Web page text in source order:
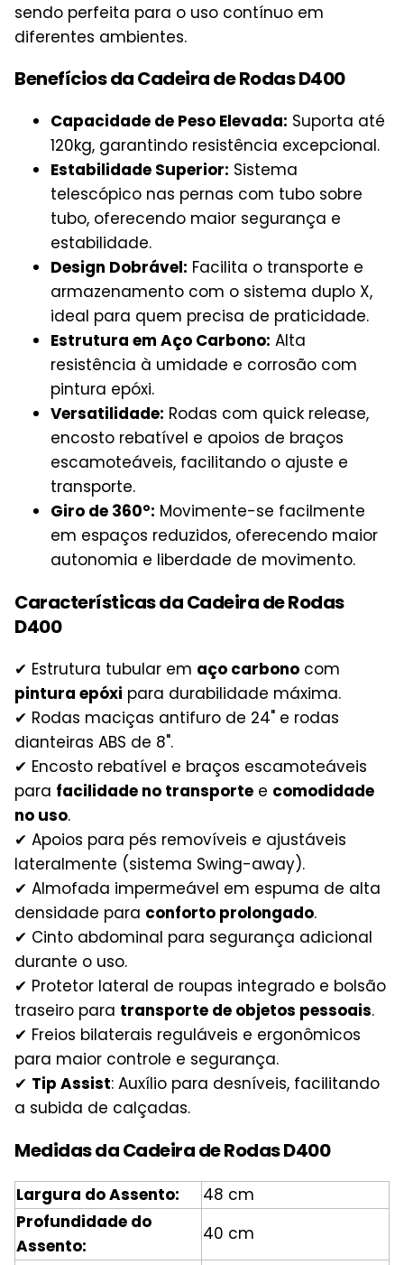
sendo perfeita para o uso contínuo em
diferentes ambientes.
Benefícios da Cadeira de Rodas D400
Capacidade de Peso Elevada: Suporta até
120kg, garantindo resistência excepcional.
Estabilidade Superior: Sistema
telescópico nas pernas com tubo sobre
tubo, oferecendo maior segurança e
estabilidade.
Design Dobrável: Facilita o transporte e
armazenamento com o sistema duplo X,
ideal para quem precisa de praticidade.
Estrutura em Aço Carbono: Alta
resistência à umidade e corrosão com
pintura epóxi.
Versatilidade: Rodas com quick release,
encosto rebatível e apoios de braços
escamoteáveis, facilitando o ajuste e
transporte.
Giro de 360°: Movimente-se facilmente
em espaços reduzidos, oferecendo maior
autonomia e liberdade de movimento.
Características da Cadeira de Rodas
D400
✔ Estrutura tubular em aço carbono com
pintura epóxi para durabilidade máxima.
✔ Rodas maciças antifuro de 24" e rodas
dianteiras ABS de 8".
✔ Encosto rebatível e braços escamoteáveis
para facilidade no transporte e comodidade
no uso.
✔ Apoios para pés removíveis e ajustáveis
lateralmente (sistema Swing-away).
✔ Almofada impermeável em espuma de alta
densidade para conforto prolongado.
✔ Cinto abdominal para segurança adicional
durante o uso.
✔ Protetor lateral de roupas integrado e bolsão
traseiro para transporte de objetos pessoais.
✔ Freios bilaterais reguláveis e ergonômicos
para maior controle e segurança.
✔ Tip Assist: Auxílio para desníveis, facilitando
a subida de calçadas.
Medidas da Cadeira de Rodas D400
Largura do Assento:
48 cm
Profundidade do
Assento:
40 cm